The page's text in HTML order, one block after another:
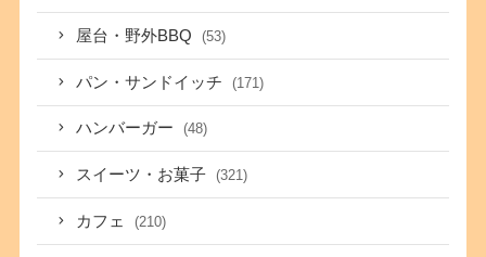
屋台・野外BBQ (53)
パン・サンドイッチ (171)
ハンバーガー (48)
スイーツ・お菓子 (321)
カフェ (210)